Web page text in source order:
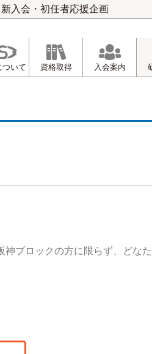
新入会・初任者応援企画
ついて 資格取得 入会案内
ブロックの方に限らず、どな